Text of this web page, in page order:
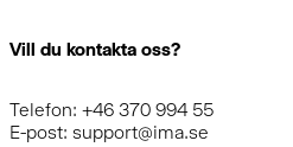
Vill du kontakta oss?
Telefon: +46 370 994 55
E-post: support@ima.se